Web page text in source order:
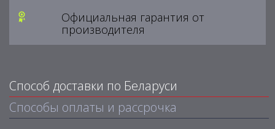
Официальная гарантия от
производителя
Способ доставки по Беларуси
Способы оплаты и рассрочка